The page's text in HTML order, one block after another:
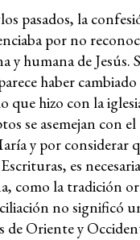
pasados, la
por no
y humana de Jesús.
haber
que hizo con la
se asemejan con
y por considerar
es
como la tradición
no significó
de Oriente y